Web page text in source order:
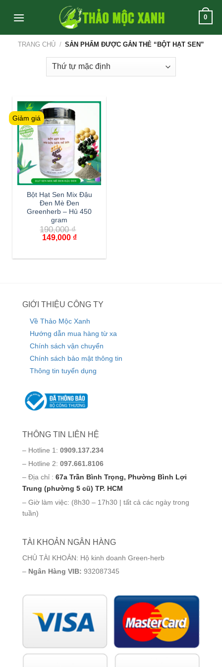
0
TRANG CHỦ / SẢN PHẨM ĐƯỢC GẮN THẺ “BỘT HẠT SEN”
Giảm giá
Bột Hạt Sen Mix Đậu
Đen Mè Đen
Greenherb – Hủ 450
gram
190,000₫
149,000 ₫
GIỚI THIỆU CÔNG TY
Về Thảo Mộc Xanh
Hướng dẫn mua hàng từ xa
Chính sách vận chuyển
Chính sách bảo mật thông tin
Thông tin tuyển dụng
THÔNG TIN LIÊN HỆ
– Hotline 1: 0909.137.234
– Hotline 2: 097.661.8106
– Địa chỉ : 67a Trần Bình Trọng, Phường Bình Lợi
Trung (phường 5 cũ) TP. HCM
– Giờ làm việc: (8h30 – 17h30 | tất cả các ngày trong
tuần)
TÀI KHOẢN NGÂN HÀNG
CHỦ TÀI KHOẢN: Hộ kinh doanh Green-herb
– Ngân Hàng VIB: 932087345